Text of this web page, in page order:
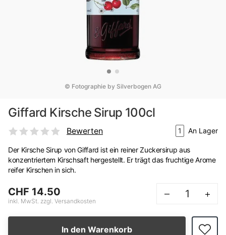
© Fotographie by Silverbogen AG
Giffard Kirsche Sirup 100cl
Bewerten 1 An Lager
Der Kirsche Sirup von Giffard ist ein reiner Zuckersirup aus
konzentriertem Kirschsaft hergestellt. Er trägt das fruchtige Arome
reifer Kirschen in sich.
CHF 14.50
inkl. MwSt. zzgl. Versandkosten
– +
In den Warenkorb